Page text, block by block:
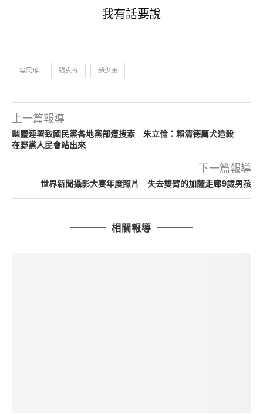
我有話要說
吳思瑤 張克晉 趙少康
上一篇報導
幽靈連署致國民黨各地黨部遭搜索 朱立倫：賴清德鷹犬追殺
在野黨人民會站出來
下一篇報導
世界新聞攝影大賽年度照片 失去雙臂的加薩走廊9歲男孩
相關報導